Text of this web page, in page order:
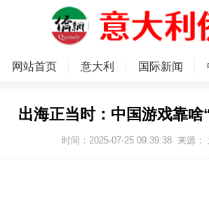
网站首页 意大利 国际新闻
出海正当时：中国游戏靠啥
时间：2025-07-25 09:39:38 来源：